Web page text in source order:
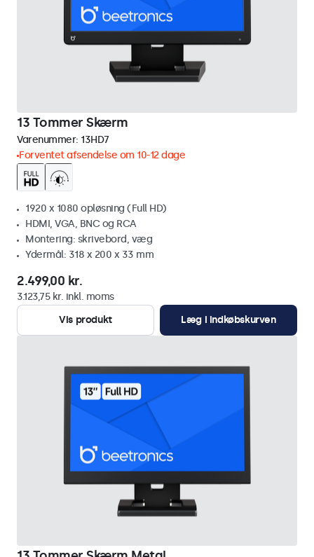
13 Tommer Skærm
Varenummer: 13HD7
Forventet afsendelse om 10-12 dage
1920 x 1080 opløsning (Full HD)
HDMI, VGA, BNC og RCA
Montering: skrivebord, væg
Ydermål: 318 x 200 x 33 mm
2.499,00 kr.
3.123,75 kr. inkl. moms
Vis produkt
Læg i indkøbskurven